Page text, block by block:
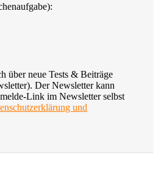
über neue Tests & Beiträge
Der Newsletter kann
Link im Newsletter selbst
und